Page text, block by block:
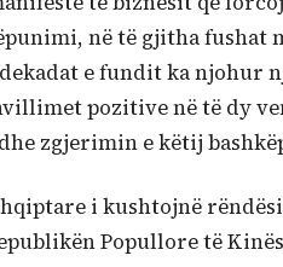
në të gjitha fushat
e fundit ka njohur
pozitive në të dy
zgjerimin e këtij
i kushtojnë
Popullore të